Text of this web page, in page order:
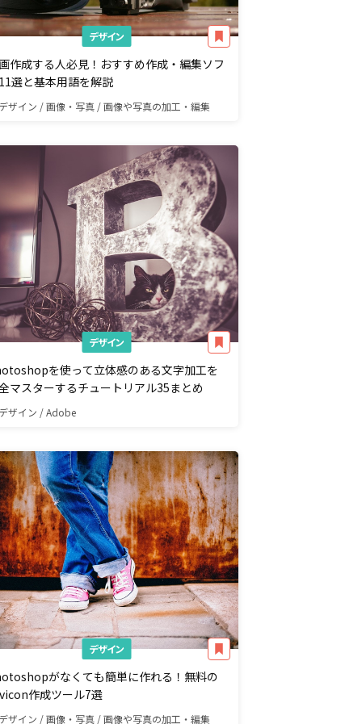
デザイン
作成する人必見！おすすめ作成・編集ソフ
選と基本用語を解説
デザイン / 画像・写真 / 画像や写真の加工・編集
デザイン
を使って立体感のある文字加工を
マスターするチュートリアル35まとめ
デザイン / Adobe
デザイン
がなくても簡単に作れる！無料の
作成ツール7選
デザイン / 画像・写真 / 画像や写真の加工・編集